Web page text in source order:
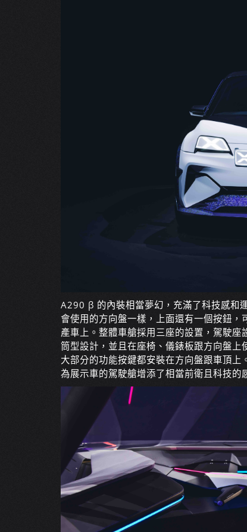
A290 β 的內裝相當夢幻，充滿了科技感和
會使用的方向盤一樣，上面還有一個按鈕
產車上。整體車艙採用三座的設置，駕駛
筒型設計，並且在座椅、儀錶板跟方向盤
大部分的功能按鍵都安裝在方向盤跟車頂
為展示車的駕駛艙增添了相當前衛且科技的